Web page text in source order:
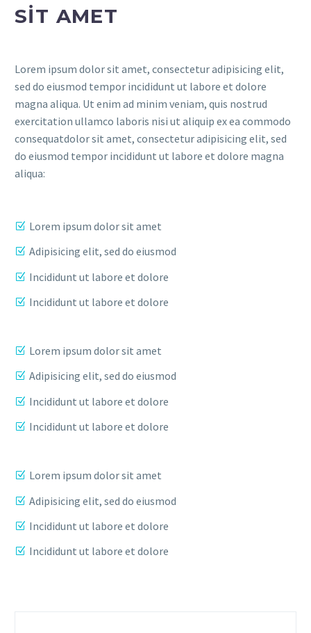
SIT AMET
Lorem ipsum dolor sit amet, consectetur adipisicing elit,
sed do eiusmod tempor incididunt ut labore et dolore
magna aliqua. Ut enim ad minim veniam, quis nostrud
exercitation ullamco laboris nisi ut aliquip ex ea commodo
consequatdolor sit amet, consectetur adipisicing elit, sed
do eiusmod tempor incididunt ut labore et dolore magna
aliqua:
Lorem ipsum dolor sit amet
Adipisicing elit, sed do eiusmod
Incididunt ut labore et dolore
Incididunt ut labore et dolore
Lorem ipsum dolor sit amet
Adipisicing elit, sed do eiusmod
Incididunt ut labore et dolore
Incididunt ut labore et dolore
Lorem ipsum dolor sit amet
Adipisicing elit, sed do eiusmod
Incididunt ut labore et dolore
Incididunt ut labore et dolore